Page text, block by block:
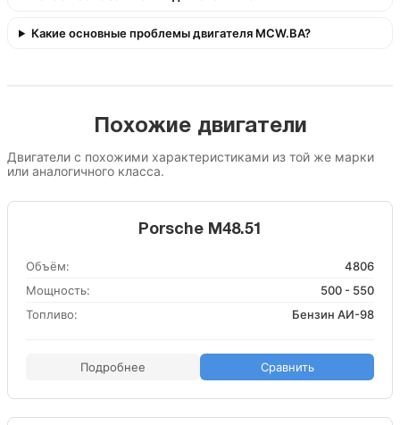
Какие основные проблемы двигателя MCW.BA?
Похожие двигатели
Двигатели с похожими характеристиками из той же марки
или аналогичного класса.
Porsche M48.51
Объём:
4806
Мощность:
500 - 550
Топливо:
Бензин АИ-98
Подробнее Сравнить